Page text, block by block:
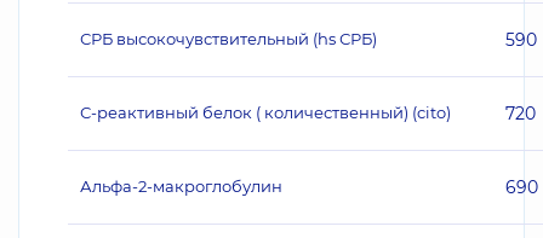
СРБ высокочувствительный (hs СРБ) 590
С-реактивный белок ( количественный) (cito) 720
Альфа-2-макроглобулин 690